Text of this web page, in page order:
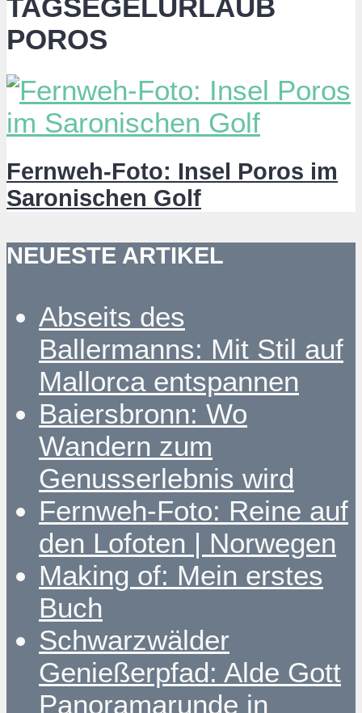
TAGSEGELURLAUB
POROS
Fernweh-Foto: Insel Poros im
Saronischen Golf
NEUESTE ARTIKEL
Abseits des
Ballermanns: Mit Stil auf
Mallorca entspannen
Baiersbronn: Wo
Wandern zum
Genusserlebnis wird
Fernweh-Foto: Reine auf
den Lofoten | Norwegen
Making of: Mein erstes
Buch
Schwarzwälder
Genießerpfad: Alde Gott
Panoramarunde in